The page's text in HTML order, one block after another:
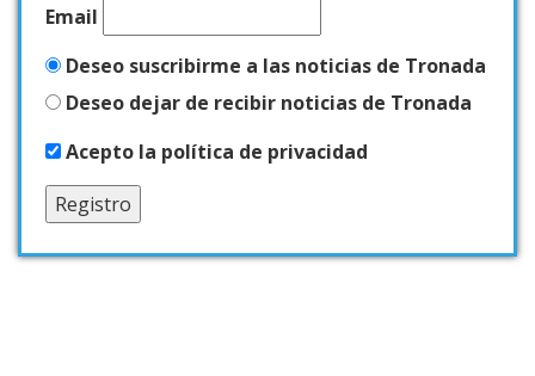
Email
Deseo suscribirme a las noticias de Tronada
Deseo dejar de recibir noticias de Tronada
Acepto la política de privacidad